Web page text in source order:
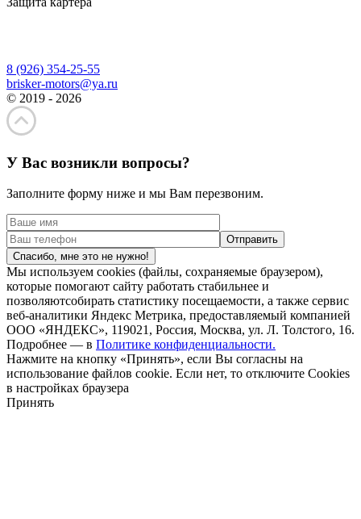
8 (926) 354-25-55
brisker-motors@ya.ru
© 2019 - 2026
У Вас возникли вопросы?
Заполните форму ниже и мы Вам перезвоним.
Спасибо, мне это не нужно!
Мы используем cookies (файлы, сохраняемые браузером),
которые помогают сайту работать стабильнее и
позволяютсобирать статистику посещаемости, а также сервис
веб-аналитики Яндекс Метрика, предоставляемый компанией
ООО «ЯНДЕКС», 119021, Россия, Москва, ул. Л. Толстого, 16.
Подробнее — в Политике конфиденциальности.
Нажмите на кнопку «Принять», если Вы согласны на
использование файлов cookie. Если нет, то отключите Cookies
в настройках браузера
Принять